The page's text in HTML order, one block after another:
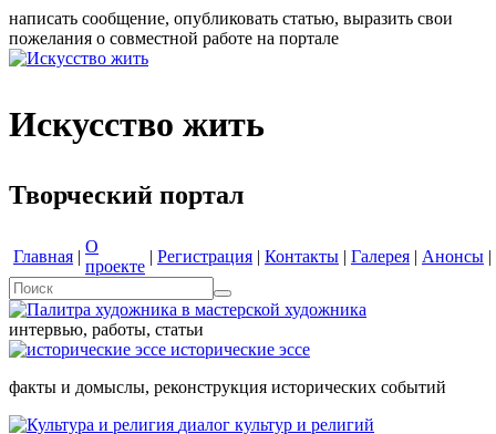
написать сообщение, опубликовать статью, выразить свои
пожелания о совместной работе на портале
Искусство жить
Творческий портал
Главная |
О
проекте
| Регистрация | Контакты | Галерея | Анонсы |
в мастерской художника
интервью, работы, статьи
исторические эссе
факты и домыслы, реконструкция исторических событий
диалог культур и религий